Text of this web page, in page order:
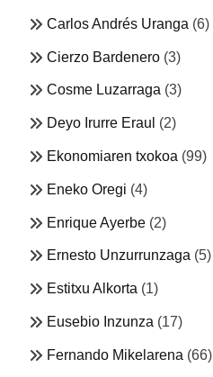
Carlos Andrés Uranga (6)
Cierzo Bardenero (3)
Cosme Luzarraga (3)
Deyo Irurre Eraul (2)
Ekonomiaren txokoa (99)
Eneko Oregi (4)
Enrique Ayerbe (2)
Ernesto Unzurrunzaga (5)
Estitxu Alkorta (1)
Eusebio Inzunza (17)
Fernando Mikelarena (66)